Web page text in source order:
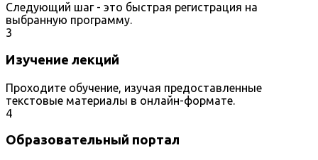
Следующий шаг - это быстрая регистрация на
выбранную программу.
3
Изучение лекций
Проходите обучение, изучая предоставленные
текстовые материалы в онлайн-формате.
4
Образовательный портал